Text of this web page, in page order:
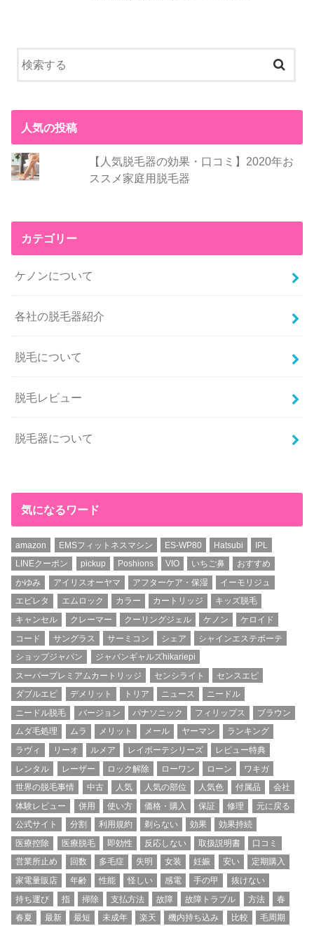
人気の投稿
【人気脱毛器の効果・口コミ】2020年お
ススメ家庭用脱毛器
カテゴリー
ケノンについて
各社の脱毛器紹介
脱毛について
脱毛レビュー
脱毛器について
気になるワード
amazon EMSフィットネスマシン ES-WP80 Hatsubi
IPL
LINEクーポン
pickup Poshions VIO いちご鼻
おすすめ
かゆみ
アイリスオーヤマ アフターケア・保湿
イーモリジュ
エピレタ
エムロック カラー カートリッジ
キッズ脱毛
キャンセル
クレーマー クーリングジェル ケノン
ケロイド
コード
サングラス サーミコン シェア
シャインエステボーテ
ショップジャパン
ジャパンギャルズhikariepi
スーパープレミアムカートリッジ
センシライト
センスエピ
ダブルエピ
デメリット トリア ニュース
ニードル
ニードル脱毛
バージョン パナソニック フィリップス
ブラウン
ムダ毛処理
ムラ メリット メール ヤーマン
ランキング
ラヴィ
リーオ ルメア レイボーテシリーズ
レビュー特典
レンタル
レーザー ロック解除 ローワン ローン
ワキガ
世界の脱毛事情
中古 人気 人気の部位 人気色 付属品
会社
体験レビュー
併用 使い方 価格・購入 保証 修理
元に戻る
公式サイト
分割 利用規約 剃らない 効果
効果持続
医療控除
医療脱毛 即効性 反応しない 取扱説明書
口コミ
営業所止め
回数 多毛症 失明 女装 妊娠 安い
定期購入
家電量販店
年齢 性能 怪しい 感電 手の甲
抜けない
持ち運び
指 掃除 支払方法 故障 故障トラブル 方法
春
春夏
最新 最短 未成年 楽天 機内持ち込み 比較 毛周期